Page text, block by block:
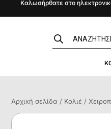
Καλωσήρθατε στο
Αρχική σελίδα / Κολιέ /